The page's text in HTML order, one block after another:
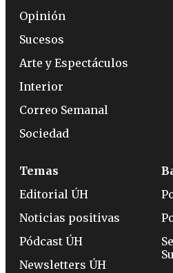
Opinión
Sucesos
Arte y Espectáculos
Interior
Correo Semanal
Sociedad
Temas
Editorial ÚH
Noticias positivas
Pódcast ÚH
Newsletters ÚH